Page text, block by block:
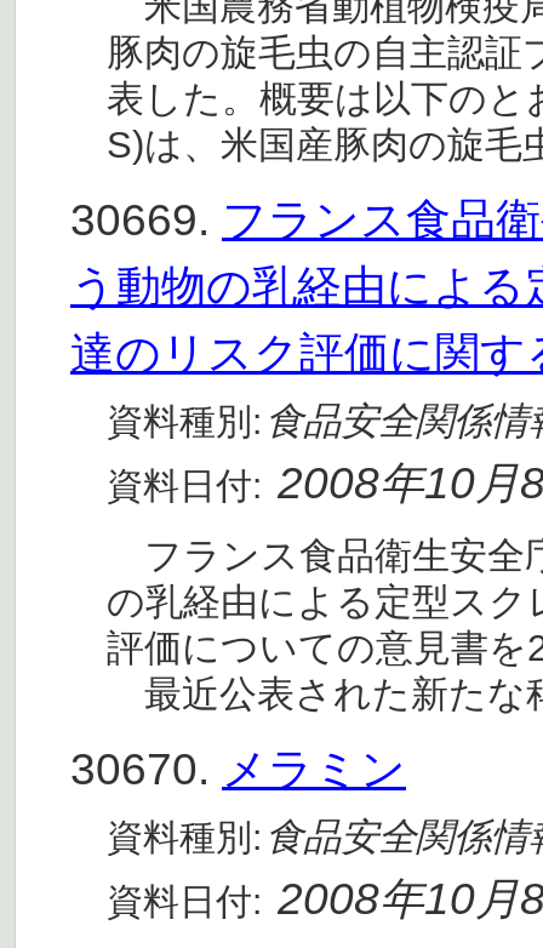
豚肉の旋毛虫の自主認
表した。概要は以下の
S)は、米国産豚肉の旋毛
30669. フランス食品
う動物の乳経由によ
達のリスク評価に関す
資料種別: 食品安全関係情
資料日付: 2008年10月
フランス食品衛生安全
の乳経由による定型ス
評価についての意見書を
最近公表された新たな
30670. メラミン
資料種別: 食品安全関係情
資料日付: 2008年10月